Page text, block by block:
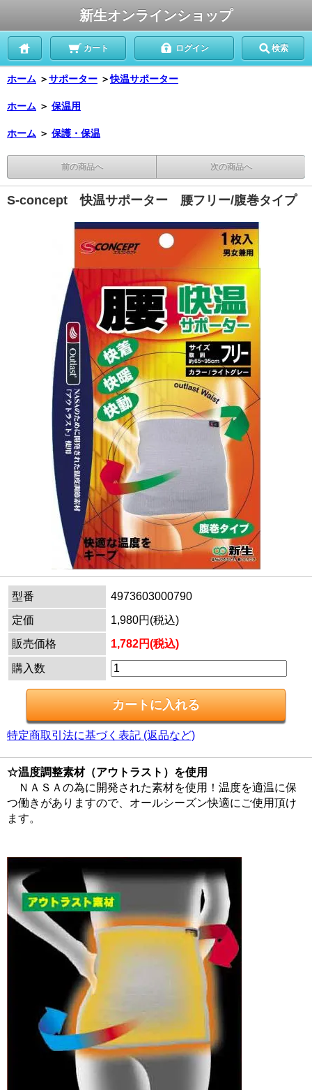
新生オンラインショップ
カート ログイン 検索
ホーム ＞サポーター ＞快温サポーター
ホーム ＞ 保温用
ホーム ＞ 保護・保温
前の商品へ 次の商品へ
S-concept 快温サポーター 腰フリー/腹巻タイプ
型番
4973603000790
定価
1,980円(税込)
販売価格
1,782円(税込)
購入数
特定商取引法に基づく表記 (返品など)
☆温度調整素材（アウトラスト）を使用
ＮＡＳＡの為に開発された素材を使用！温度を適温に保
つ働きがありますので、オールシーズン快適にご使用頂け
ます。